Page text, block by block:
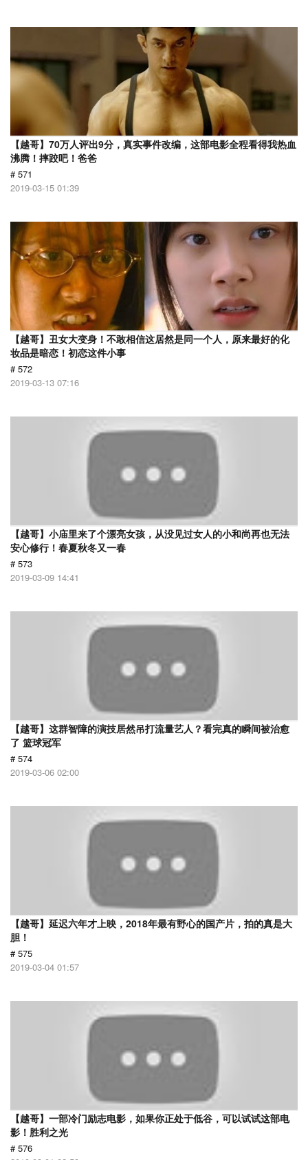
【越哥】70万人评出9分，真实事件改编，这部电影全程看得我热血
沸腾！摔跤吧！爸爸
# 571
2019-03-15 01:39
【越哥】丑女大变身！不敢相信这居然是同一个人，原来最好的化
妆品是暗恋！初恋这件小事
# 572
2019-03-13 07:16
【越哥】小庙里来了个漂亮女孩，从没见过女人的小和尚再也无法
安心修行！春夏秋冬又一春
# 573
2019-03-09 14:41
【越哥】这群智障的演技居然吊打流量艺人？看完真的瞬间被治愈
了 篮球冠军
# 574
2019-03-06 02:00
【越哥】延迟六年才上映，2018年最有野心的国产片，拍的真是大
胆！
# 575
2019-03-04 01:57
【越哥】一部冷门励志电影，如果你正处于低谷，可以试试这部电
影！胜利之光
# 576